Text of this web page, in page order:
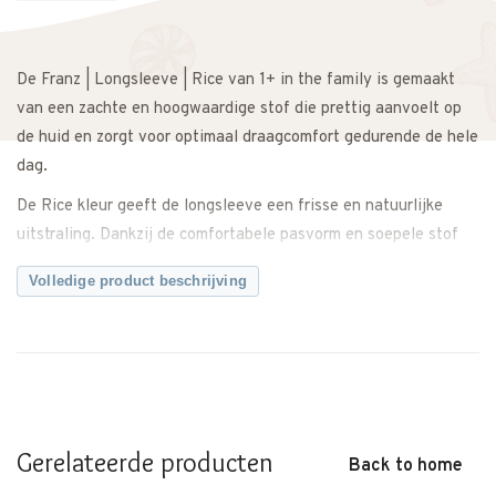
De Franz | Longsleeve | Rice van 1+ in the family is gemaakt
van een zachte en hoogwaardige stof die prettig aanvoelt op
de huid en zorgt voor optimaal draagcomfort gedurende de hele
dag.
De Rice kleur geeft de longsleeve een frisse en natuurlijke
uitstraling. Dankzij de comfortabele pasvorm en soepele stof
heeft je kindje voldoende bewegingsvrijheid tijdens spelen,
kruipen of wandelen. Ideaal als basislaag of om los te dragen.
uitstraling.
Volledige product beschrijving
Gerelateerde producten Back to home